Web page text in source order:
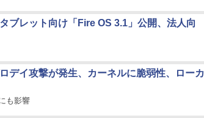
ブレット向け「Fire OS 3.1」公開、法人向
デイ攻撃が発生、カーネルに脆弱性、ローカ
も影響